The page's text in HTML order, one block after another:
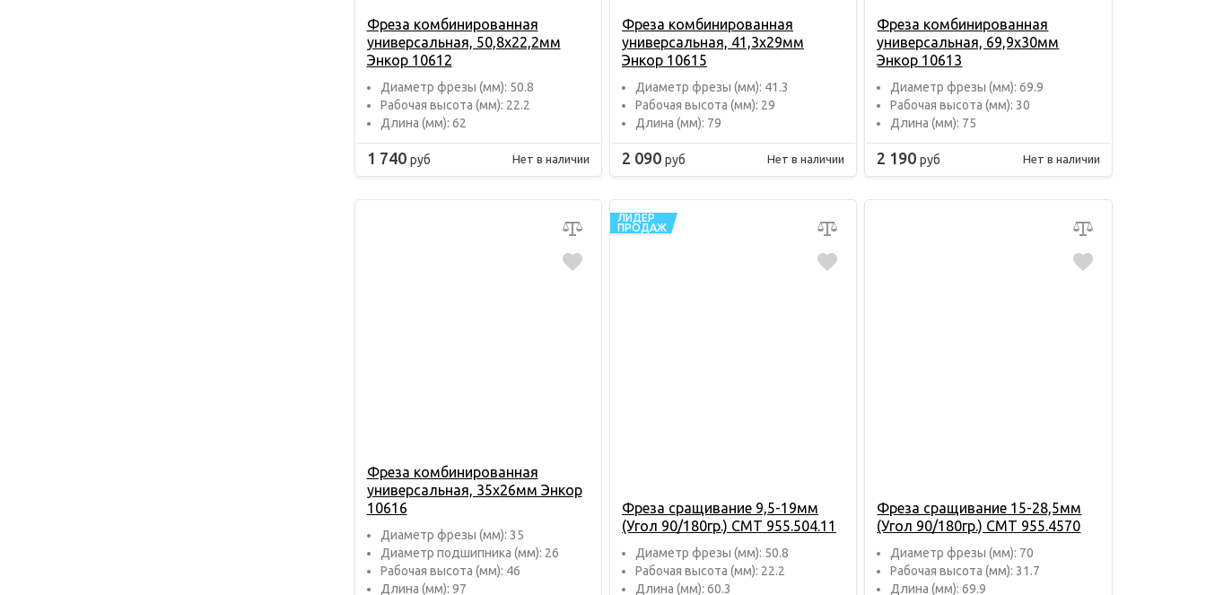
Фреза комбинированная
универсальная, 50,8х22,2мм
Энкор 10612
Диаметр фрезы (мм): 50.8
Рабочая высота (мм): 22.2
Длина (мм): 62
1 740 руб Нет в наличии
Фреза комбинированная
универсальная, 41,3х29мм
Энкор 10615
Диаметр фрезы (мм): 41.3
Рабочая высота (мм): 29
Длина (мм): 79
2 090 руб Нет в наличии
Фреза комбинированная
универсальная, 69,9х30мм
Энкор 10613
Диаметр фрезы (мм): 69.9
Рабочая высота (мм): 30
Длина (мм): 75
2 190руб Нет в наличии
Фреза комбинированная
универсальная, 35х26мм Энкор
10616
Диаметр фрезы (мм): 35
Диаметр подшипника (мм): 26
Рабочая высота (мм): 46
Длина (мм): 97
ЛИДЕР
ПРОДАЖ
Фреза сращивание 9,5-19мм
(Угол 90/180гр.) CMT 955.504.11
Диаметр фрезы (мм): 50.8
Рабочая высота (мм): 22.2
Длина (мм): 60.3
Фреза сращивание 15-28,5мм
(Угол 90/180гр.) CMT 955.4570
Диаметр фрезы (мм): 70
Рабочая высота (мм): 31.7
Длина (мм): 69.9